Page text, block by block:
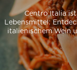
Centro Italia
Lebensmittel:
italienischem Wein
Spirituosen,